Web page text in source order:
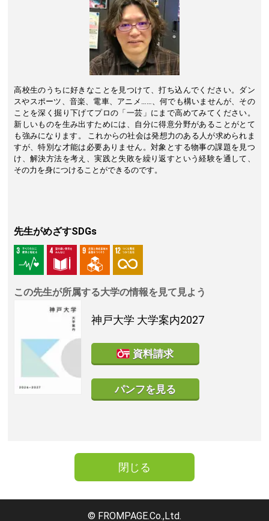
高校生のうちに好きなことを見つけて、打ち込んでください。ダン
スやスポーツ、音楽、電車、アニメ……、何でも構いませんが、その
ことを深く掘り下げてプロの「一芸」にまで高めてみてください。
新しいものを生み出すためには、自分に得意分野があることがとて
も強みになります。 これからの社会は発想力のある人が求められま
すが、特別な才能は必要ありません。対象とする物事の課題を見つ
け、解決方法を考え、実践と失敗を繰り返すという経験を通して、
その力を身につけることができるのです。
先生がめざすSDGs
この先生が所属する大学の情報を見て見よう
神戸大学 大学案内2027
資料請求
パンフを見る
閉じる
© FROMPAGE.Co.,Ltd.